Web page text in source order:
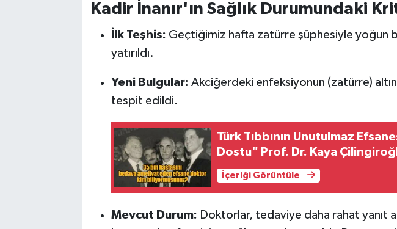
Kadir İnanır'ın Sağlık Durumundaki
İlk Teşhis: Geçtiğimiz hafta zatürre şüphesiyle yoğun
yatırıldı.
Yeni Bulgular: Akciğerdeki enfeksiyonun (zatürre)
tespit edildi.
Türk Tıbbının Unutulmaz
Dostu" Prof. Dr. Kaya
İçeriği Görüntüle
Mevcut Durum: Doktorlar, tedaviye daha rahat yanıt